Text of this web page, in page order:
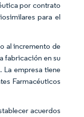
por contrato
para el
al incremento de
fabricación en su
empresa tiene
Farmacéuticos
acuerdos